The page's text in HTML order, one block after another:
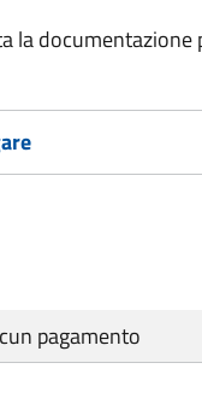
la documentazione
pagamento